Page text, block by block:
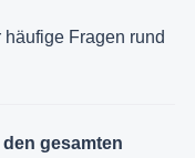
häufige Fragen rund
gesamten